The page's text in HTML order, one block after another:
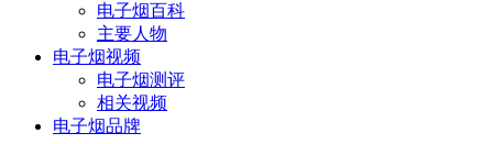
电子烟百科
主要人物
电子烟视频
电子烟测评
相关视频
电子烟品牌